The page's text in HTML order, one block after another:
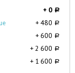
+ 0 a
+ 480 a
+ 600 a
+ 2 600 a
+ 1 600 a